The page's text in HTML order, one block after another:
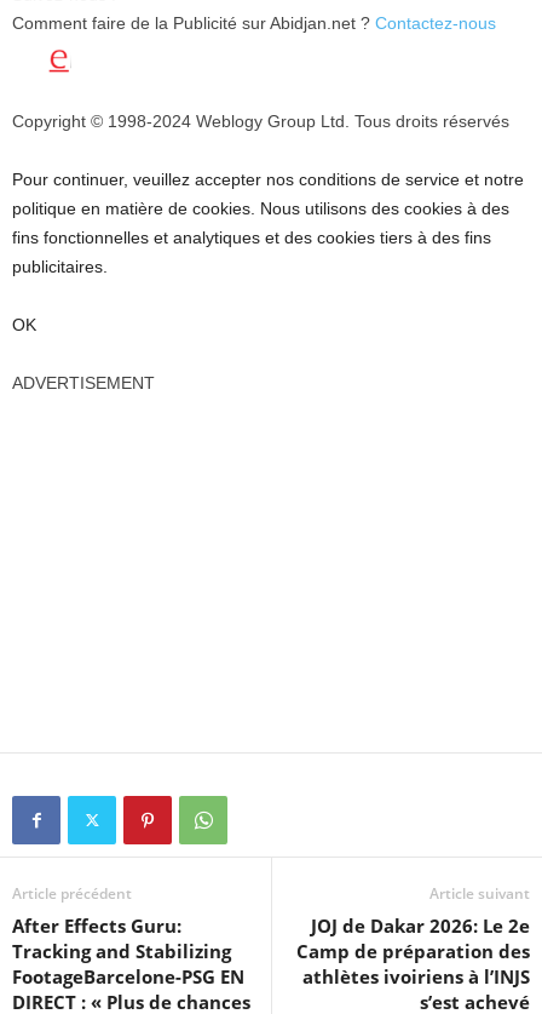
Comment faire de la Publicité sur Abidjan.net ? Contactez-nous
Copyright © 1998-2024 Weblogy Group Ltd. Tous droits réservés
Pour continuer, veuillez accepter nos conditions de service et notre
politique en matière de cookies. Nous utilisons des cookies à des
fins fonctionnelles et analytiques et des cookies tiers à des fins
publicitaires.
OK
ADVERTISEMENT
Article précédent
After Effects Guru:
Tracking and Stabilizing
FootageBarcelone-PSG EN
DIRECT : « Plus de chances
Article suivant
JOJ de Dakar 2026: Le 2e
Camp de préparation des
athlètes ivoiriens à l’INJS
s’est achevé